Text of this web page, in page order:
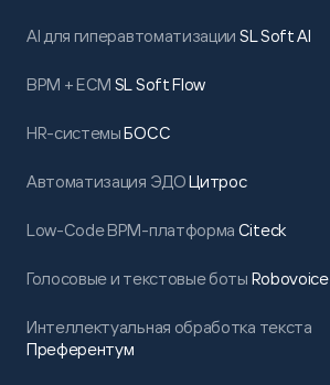
AI для гиперавтоматизации SL Soft AI
BPM + ECM SL Soft Flow
HR-системыБОСС
Автоматизация ЭДОЦитрос
Low-Code BPM-платформа Citeck
Голосовые и текстовые боты Robovoice
Интеллектуальная обработка текста
Преферентум